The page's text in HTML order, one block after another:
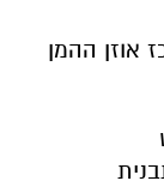
אוזן ההמן